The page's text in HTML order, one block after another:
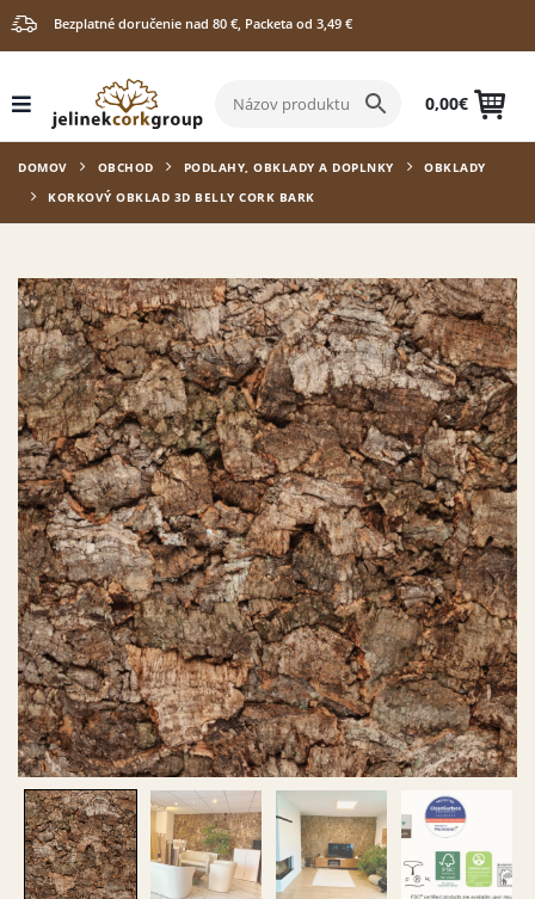
Bezplatné doručenie nad 80 €, Packeta od 3,49 €
0,00€
DOMOV OBCHOD PODLAHY, OBKLADY A DOPLNKY
OBKLADY
KORKOVÝ OBKLAD 3D BELLY CORK BARK